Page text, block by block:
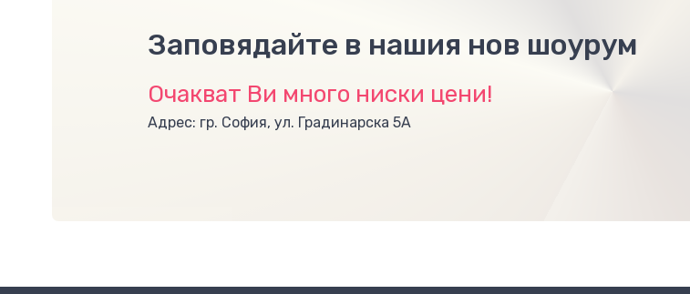
Заповядайте в нашия нов шоурум
Очакват Ви много ниски цени!
Адрес: гр. София, ул. Градинарска 5А